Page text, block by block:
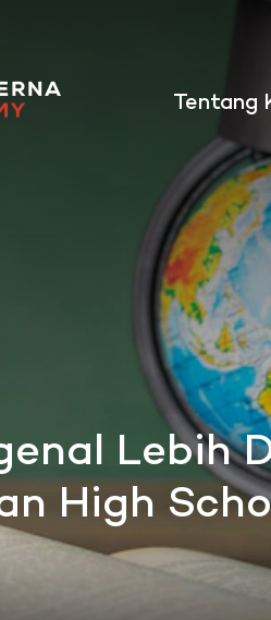
Tentang
Lebih
High